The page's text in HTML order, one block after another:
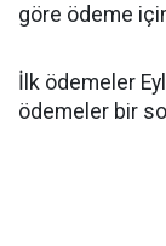
göre ödeme
İlk ödemeler
ödemeler bir